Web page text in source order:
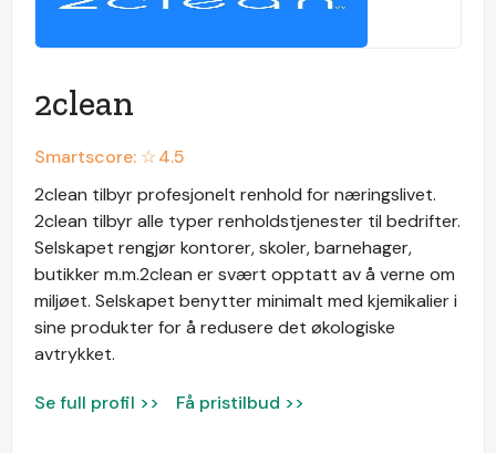
2clean
Smartscore: ☆4.5
2clean tilbyr profesjonelt renhold for næringslivet.
2clean tilbyr alle typer renholdstjenester til bedrifter.
Selskapet rengjør kontorer, skoler, barnehager,
butikker m.m.2clean er svært opptatt av å verne om
miljøet. Selskapet benytter minimalt med kjemikalier i
sine produkter for å redusere det økologiske
avtrykket.
Se full profil >> Få pristilbud >>